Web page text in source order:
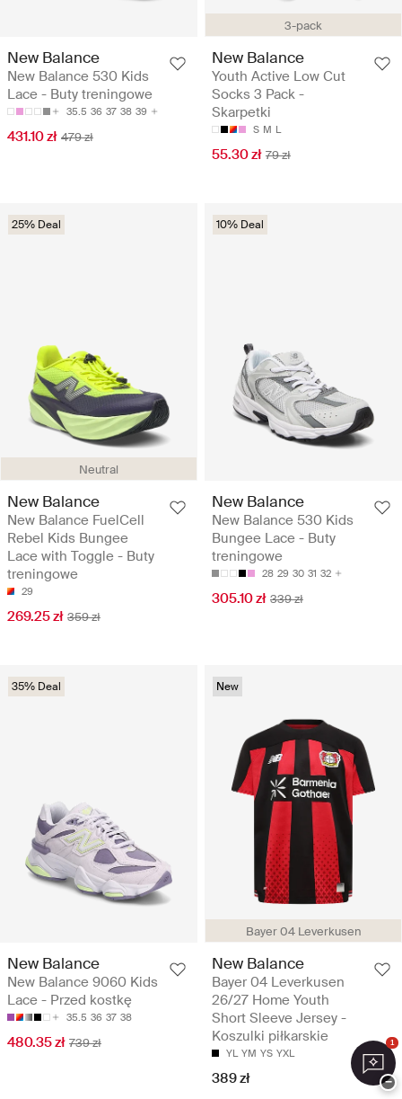
New Balance
New Balance 530 Kids
Lace - Buty treningowe
35.5 36 37 38 39
431.10 zł 479 zł
3-pack
New Balance
Youth Active Low Cut
Socks 3 Pack -
Skarpetki
S M L
55.30 zł 79 zł
Neutral
25% Deal
New Balance
New Balance FuelCell
Rebel Kids Bungee
Lace with Toggle - Buty
treningowe
29
269.25 zł 359 zł
10% Deal
New Balance
New Balance 530 Kids
Bungee Lace - Buty
treningowe
28 29 30 31 32
305.10 zł 339 zł
35% Deal
New Balance
New Balance 9060 Kids
Lace - Przed kostkę
35.5 36 37 38
480.35 zł 739 zł
Bayer 04 Leverkusen
New
New Balance
Bayer 04 Leverkusen
26/27 Home Youth
Short Sleeve Jersey -
Koszulki piłkarskie
YL YM YS YXL
389 zł
1
−